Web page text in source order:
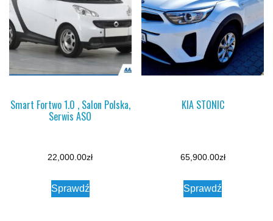
Smart Fortwo 1.0 , Salon Polska,
Serwis ASO
22,000.00zł
Sprawdź
KIA STONIC
65,900.00zł
Sprawdź